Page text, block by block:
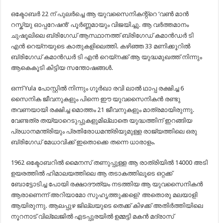
ഒക്ടോബർ 22 ന് പുലർച്ചെ ആ യുവസൈനികന്റ്റെ ‘വൺ മാൻ
റസ്ക്യു ഓപ്പറേഷൻ’ പൂർണ്ണമായും വിജയിച്ചു. ആ വർത്തമാനം
ചുഷൂലിലെ ബ്രിഗേഡ് ആസ്ഥാനത്ത് ബ്രിഗേഡ് കമാൻഡർ ടി
എൻ റെയ്നയുടെ കാതുകളിലെത്തി. കഴിഞ്ഞ 33 മണിക്കൂറിൽ
ബ്രിഗേഡ് കമാൻഡർ ടി എൻ റെയ്നക്ക് ആ യുദ്ധമുഖത്ത് നിന്നും
ആകെകൂടി കിട്ടിയ സന്തോഷങ്ങൾ.
ഒന്ന് Yula പോസ്റ്റിൽ നിന്നും ഗൂർഖാ രവി ലാൽ ഥാപ്പ രക്ഷിച്ച 6
സൈനിക ജീവനുകളും പിന്നെ ഈ യുവസൈനികൻ രണ്ടു
തവണയായി രക്ഷിച്ച മൊത്തം 21 ജീവനുകളും മാത്രമായിരുന്നു.
വേണ്ടത്ര തയ്യാറെടുപ്പുകളുമില്ലാതെ യുദ്ധത്തിന് ഇറങ്ങിയ
പ്രധാനമന്ത്രിയും പ്രതിരോധമന്ത്രിയുമുള്ള രാജ്യത്തിലെ ഒരു
ബ്രിഗേഡ് മേധാവിക്ക് ഇതൊക്കെ തന്നെ ധാരാളം.
1962 ഒക്ടോബറിൽ മൈനസ് തണുപ്പുള്ള ആ രാത്രിയിൽ 14000 അടി
ഉയരത്തിൽ ഹിമാലയത്തിലെ ആ തടാകത്തിലൂടെ ഒറ്റക്ക്
ബോട്ടോടിച്ച പോയി രക്ഷാദൗത്യം നടത്തിയ ആ യുവസൈനികൻ
ആരാണെന്ന് അറിയാമോ സുഹൃത്തുക്കളെ? അതൊരു മലയാളി
ആയിരുന്നു. ആലപ്പുഴ ജില്ലയുടെ തെക്ക് കിഴക്ക് അതിർത്തിയിലെ
നൂറനാട് വില്ലേജിൽ എടപ്പുരയിൽ ഉമ്മട്ടി മകൻ മദ്രാസ്